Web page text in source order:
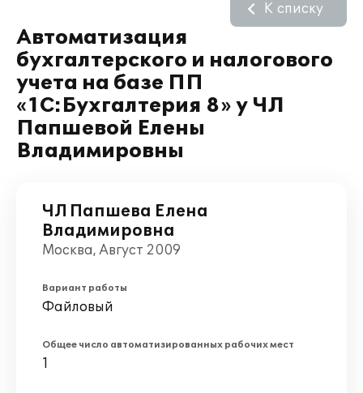
Автоматизация
бухгалтерского и налогового
учета на базе ПП
«1С:Бухгалтерия 8» у ЧЛ
Папшевой Елены
Владимировны
К списку
ЧЛ Папшева Елена
Владимировна
Москва, Август 2009
Вариант работы
Файловый
Общее число автоматизированных рабочих мест
1